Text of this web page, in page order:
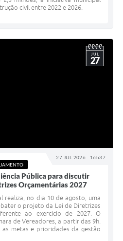
civil entre 2022 e 2026.
27 JUL 2026 - 16h37
JUL
27
Pública para discutir
Orçamentárias 2027
realiza, no dia 10 de agosto, uma
o projeto da Lei de Diretrizes
ao exercício de 2027. O
de Vereadores, a partir das 9h.
as metas e prioridades da gestão